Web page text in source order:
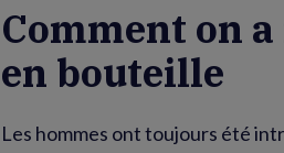
Comment on
en bouteille
Les hommes ont toujours été